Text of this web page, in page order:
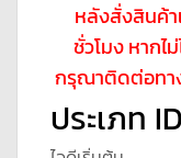
หลังสั่งสินค้า
ชั่วโมง หาก
กรุณาติดต่อทา
ประเภท ID